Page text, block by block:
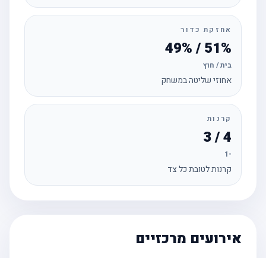
אחזקת כדור
51% / 49%
בית / חוץ
אחוזי שליטה במשחק
קרנות
קרנות לטובת כל צד
אירועים מרכזיים